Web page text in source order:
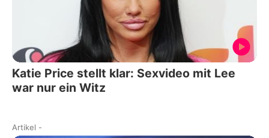
Katie Price stellt klar: Sexvideo mit Lee
war nur ein Witz
Artikel -